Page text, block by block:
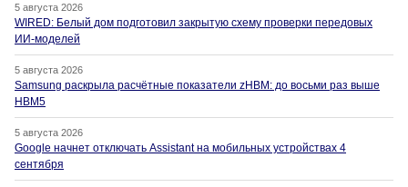
5 августа 2026
WIRED: Белый дом подготовил закрытую схему проверки передовых
ИИ-моделей
5 августа 2026
Samsung раскрыла расчётные показатели zHBM: до восьми раз выше
HBM5
5 августа 2026
Google начнет отключать Assistant на мобильных устройствах 4
сентября